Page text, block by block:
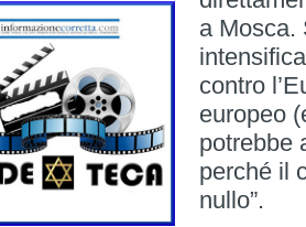
a Mosca.
contro
europeo
potrebbe
perché il
nullo”.